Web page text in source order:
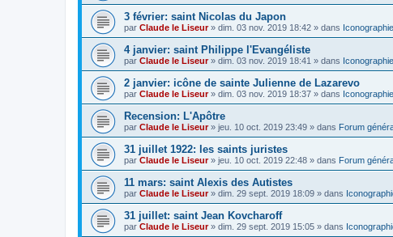
3 février: saint Nicolas du Japon
par Claude le Liseur» dim. 03 nov. 2019 18:42 » dans Iconographie
4 janvier: saint Philippe l'Evangéliste
par Claude le Liseur» dim. 03 nov. 2019 18:41 » dans Iconographie
2 janvier: icône de sainte Julienne de Lazarevo
par Claude le Liseur» dim. 03 nov. 2019 18:37 » dans Iconographie
Recension: L'Apôtre
par Claude le Liseur» jeu. 10 oct. 2019 23:49 » dans Forum
31 juillet 1922: les saints juristes
par Claude le Liseur» jeu. 10 oct. 2019 22:48 » dans Forum
11 mars: saint Alexis des Autistes
par Claude le Liseur» dim. 29 sept. 2019 18:09 » dans
31 juillet: saint Jean Kovcharoff
par Claude le Liseur» dim. 29 sept. 2019 15:05 » dans